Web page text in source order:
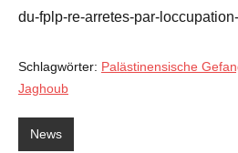
du-fplp-re-arretes-par-
Schlagwörter: Palästinensische
Jaghoub
News